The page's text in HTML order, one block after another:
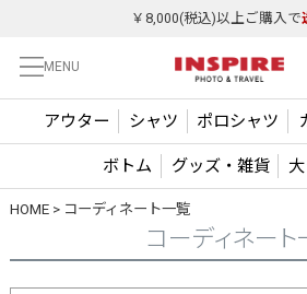
￥8,000(税込)以上ご購入で
MENU
アウター シャツ ポロシャツ
ボトム グッズ・雑貨
HOME コーディネート一覧
コーディネート